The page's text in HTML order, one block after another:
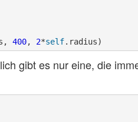
400, 2*self
gibt es nur eine, die